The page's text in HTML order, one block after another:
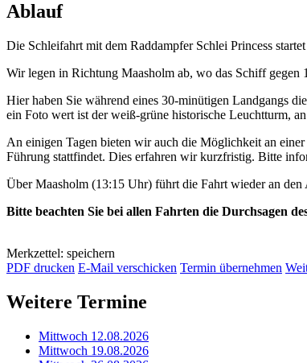
Ablauf
Die Schleifahrt mit dem Raddampfer Schlei Princess
Wir legen in Richtung Maasholm ab, wo das Schiff
Hier haben Sie während eines 30-minütigen Landgangs
ein Foto wert ist der weiß-grüne historische Leuchtturm,
An einigen Tagen bieten wir auch die Möglichkeit an einer
Führung stattfindet. Dies erfahren wir kurzfristig. Bitte
Über Maasholm (13:15 Uhr) führt die Fahrt wieder an
Bitte beachten Sie bei allen Fahrten die Durchsagen
Merkzettel: speichern
PDF drucken E-Mail verschicken Termin übernehmen
Weitere Termine
Mittwoch 12.08.2026
Mittwoch 19.08.2026